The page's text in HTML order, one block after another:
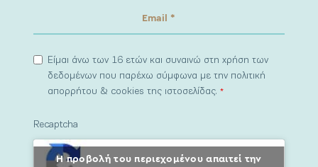
Είμαι άνω των 16 ετών και συναινώ στη χρήση των
δεδομένων που παρέχω σύμφωνα με την πολιτική
απορρήτου & cookies της ιστοσελίδας.*
Recaptcha
Η προβολή του περιεχομένου απαιτεί την